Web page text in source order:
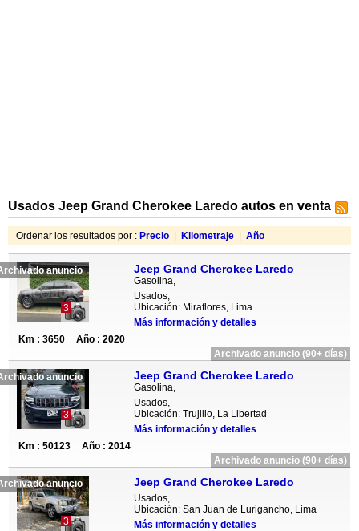
Usados Jeep Grand Cherokee Laredo autos en venta
Ordenar los resultados por : Precio Kilometraje Año
anuncio
3
Jeep Grand Cherokee Laredo
Gasolina,
Usados,
Ubicación: Miraflores, Lima
Más información y detalles
Km : 3650
Año : 2020
Archivado anuncio (90+ días)
anuncio
3
Jeep Grand Cherokee Laredo
Gasolina,
Usados,
Ubicación: Trujillo, La Libertad
Más información y detalles
Km : 50123
Año : 2014
Archivado anuncio (90+ días)
anuncio
3
Jeep Grand Cherokee Laredo
Usados,
Ubicación: San Juan de Lurigancho, Lima
Más información y detalles